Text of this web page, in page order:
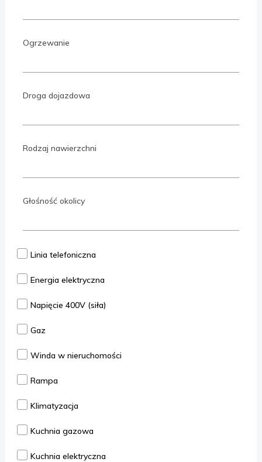
Ogrzewanie
Droga dojazdowa
Rodzaj nawierzchni
Głośność okolicy
Linia telefoniczna
Energia elektryczna
Napięcie 400V (siła)
Gaz
Winda w nieruchomości
Rampa
Klimatyzacja
Kuchnia gazowa
Kuchnia elektryczna